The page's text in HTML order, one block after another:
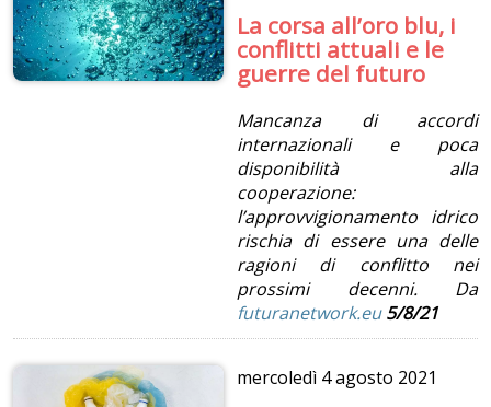
La corsa all’oro blu, i
conflitti attuali e le
guerre del futuro
Mancanza di accordi
internazionali e poca
disponibilità alla
cooperazione:
l’approvvigionamento idrico
rischia di essere una delle
ragioni di conflitto nei
prossimi decenni. Da
futuranetwork.eu 5/8/21
mercoledì 4 agosto 2021